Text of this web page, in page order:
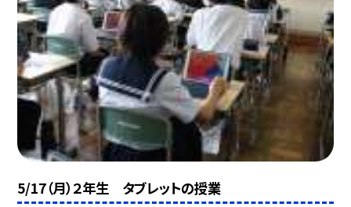
5/17（月）２年生 タブレットの授業